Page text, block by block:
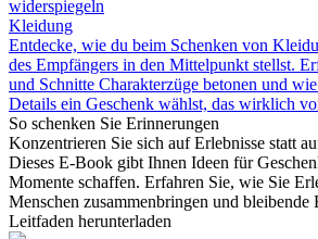
widerspiegeln
Kleidung
Entdecke, wie du beim Schenken von
des Empfängers in den Mittelpunkt stellst.
und Schnitte Charakterzüge betonen und
Details ein Geschenk wählst, das wirklich
So schenken Sie Erinnerungen
Konzentrieren Sie sich auf Erlebnisse statt
Dieses E-Book gibt Ihnen Ideen für
Momente schaffen. Erfahren Sie, wie Sie
Menschen zusammenbringen und bleibende
Leitfaden herunterladen